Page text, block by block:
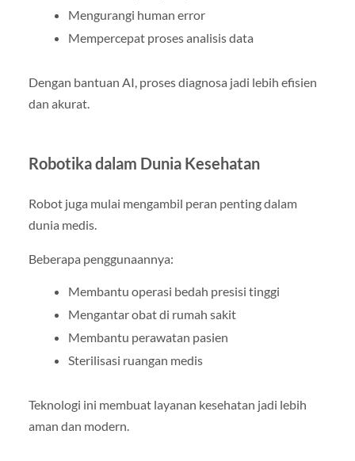
Mengurangi human error
Mempercepat proses analisis data
Dengan bantuan AI, proses diagnosa jadi lebih efisien
dan akurat.
Robotika dalam Dunia Kesehatan
Robot juga mulai mengambil peran penting dalam
dunia medis.
Beberapa penggunaannya:
Membantu operasi bedah presisi tinggi
Mengantar obat di rumah sakit
Membantu perawatan pasien
Sterilisasi ruangan medis
Teknologi ini membuat layanan kesehatan jadi lebih
aman dan modern.